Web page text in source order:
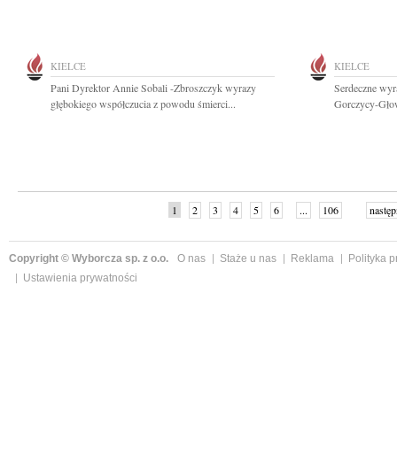
KIELCE
Pani Dyrektor Annie Sobali -Zbroszczyk wyrazy
głębokiego współczucia z powodu śmierci...
KIELCE
Serdeczne
Gorczycy-
1 2 3 4 5 6 ... 106
Copyright © Wyborcza sp. z o.o. O nas Staże u nas Reklama
Polityka
Ustawienia prywatności